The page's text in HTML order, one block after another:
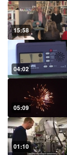
15:58
04:02
05:09
01:10